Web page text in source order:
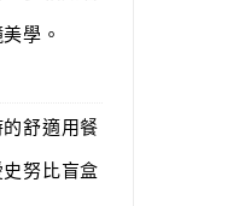
學。
舒適用餐
努比盲盒